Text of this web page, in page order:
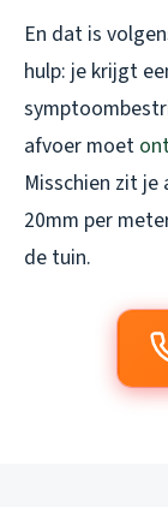
En dat is
hulp: je krijgt
afvoer moet
Misschien zit
20mm per
de tuin.